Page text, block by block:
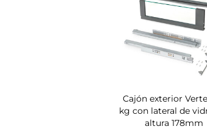
Cajón exterior
kg con lateral de
altura 178mm